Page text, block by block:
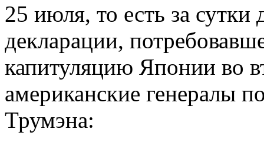
25 июля, то есть за
декларации,
капитуляцию Японии во
американские генералы
Трумэна: